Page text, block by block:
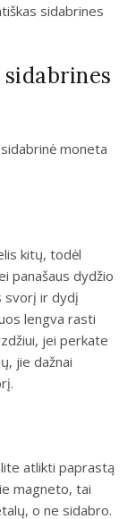
sidabrines
moneta
kitų, todėl
panašaus dydžio
svorį ir dydį
lengva rasti
jei perkate
jie dažnai
atlikti paprastą
magneto, tai
o ne sidabro.